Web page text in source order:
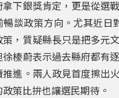
拿下銀獎肯定，更是從選
暢談政策方向。尤其近日
策，質疑縣長只是把多元
徐榛蔚表示過去縣府都有
推進。兩人政見首度擦出
政策比拚也讓選民期待。